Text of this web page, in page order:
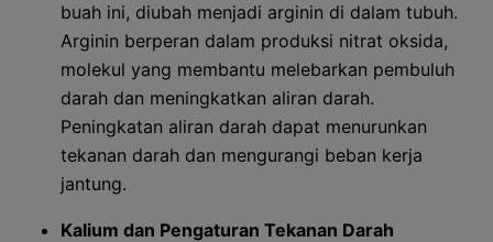
buah ini, diubah menjadi arginin di dalam tubuh.
Arginin berperan dalam produksi nitrat oksida,
molekul yang membantu melebarkan pembuluh
darah dan meningkatkan aliran darah.
Peningkatan aliran darah dapat menurunkan
tekanan darah dan mengurangi beban kerja
jantung.
Kalium dan Pengaturan Tekanan Darah